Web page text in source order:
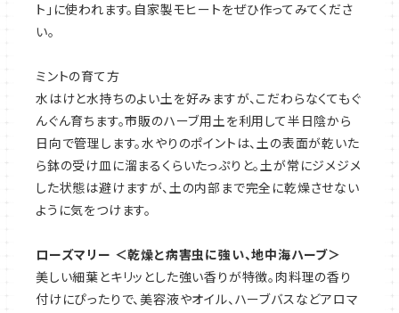
ト」に使われます。自家製モヒートをぜひ作ってみてくださ
い。
ミントの育て方
水はけと水持ちのよい土を好みますが、こだわらなくてもぐ
んぐん育ちます。市販のハーブ用土を利用して半日陰から
日向で管理します。水やりのポイントは、土の表面が乾いた
ら鉢の受け皿に溜まるくらいたっぷりと。土が常にジメジメ
した状態は避けますが、土の内部まで完全に乾燥させない
ように気をつけます。
ローズマリー ＜乾燥と病害虫に強い、地中海ハーブ＞
美しい細葉とキリッとした強い香りが特徴。肉料理の香り
付けにぴったりで、美容液やオイル、ハーブバスなどアロマ